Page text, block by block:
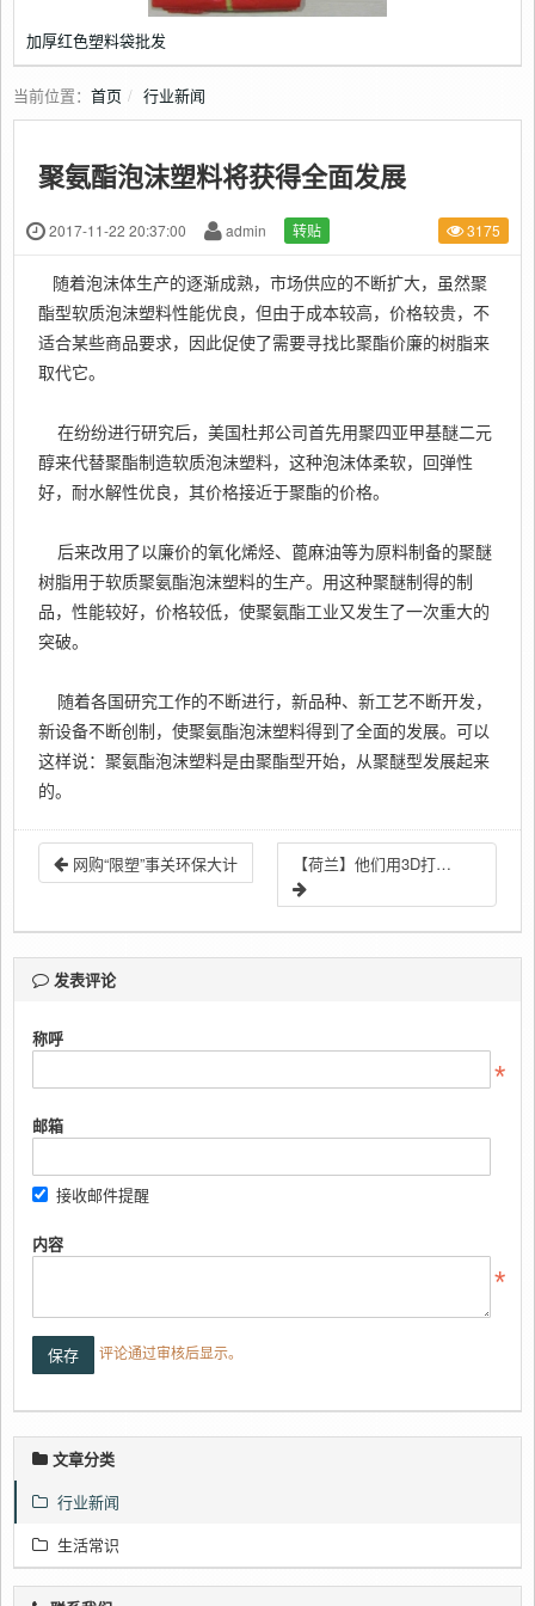
加厚红色塑料袋批发
当前位置： 首页 行业新闻
聚氨酯泡沫塑料将获得全面发展
2017-11-22 20:37:00 admin 转贴 3175
随着泡沫体生产的逐渐成熟，市场供应的不断扩大，虽然聚
酯型软质泡沫塑料性能优良，但由于成本较高，价格较贵，不
适合某些商品要求，因此促使了需要寻找比聚酯价廉的树脂来
取代它。
在纷纷进行研究后，美国杜邦公司首先用聚四亚甲基醚二元
醇来代替聚酯制造软质泡沫塑料，这种泡沫体柔软，回弹性
好，耐水解性优良，其价格接近于聚酯的价格。
后来改用了以廉价的氧化烯烃、蓖麻油等为原料制备的聚醚
树脂用于软质聚氨酯泡沫塑料的生产。用这种聚醚制得的制
品，性能较好，价格较低，使聚氨酯工业又发生了一次重大的
突破。
随着各国研究工作的不断进行，新品种、新工艺不断开发，
新设备不断创制，使聚氨酯泡沫塑料得到了全面的发展。可以
这样说：聚氨酯泡沫塑料是由聚酯型开始，从聚醚型发展起来
的。
网购“限塑”事关环保大计 【荷兰】他们用3D打印技术把我们的塑料袋变成了城市的家具
发表评论
称呼
邮箱
接收邮件提醒
内容
评论通过审核后显示。
文章分类
行业新闻
生活常识